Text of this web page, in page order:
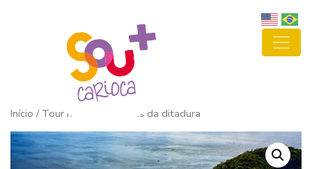
Início / Tour histórico: Marcas da ditadura